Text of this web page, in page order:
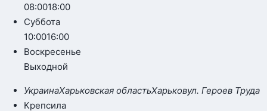
08:0018:00
Суббота
10:0016:00
Воскресенье
Выходной
УкраинаХарьковская областьХарьковул. Героев Труда
Крепсила